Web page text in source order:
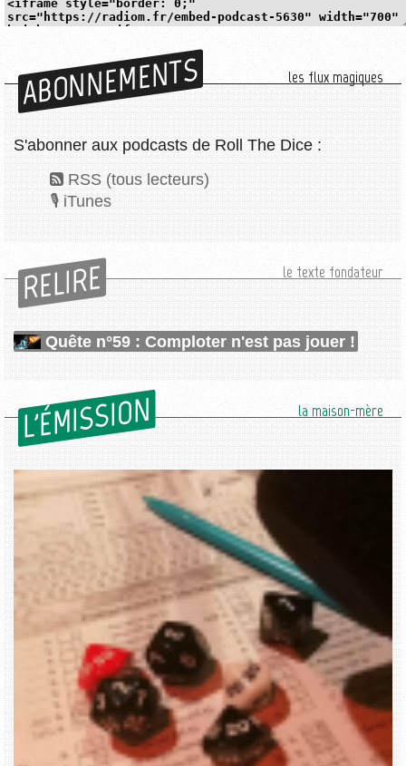
ABONNEMENTS les flux magiques
S'abonner aux podcasts de Roll The Dice :
RSS (tous lecteurs)
iTunes
RELIRE le texte fondateur
Quête n°59 : Comploter n'est pas jouer !
L'ÉMISSION la maison-mère